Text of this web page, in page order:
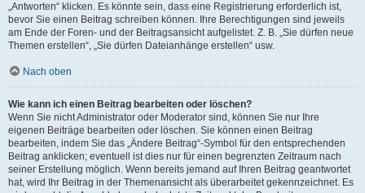
„Antworten“ klicken. Es könnte sein, dass eine Registrierung erforderlich ist,
bevor Sie einen Beitrag schreiben können. Ihre Berechtigungen sind jeweils
am Ende der Foren- und der Beitragsansicht aufgelistet. Z. B. „Sie dürfen neue
Themen erstellen“, „Sie dürfen Dateianhänge erstellen“ usw.
Nach oben
Wie kann ich einen Beitrag bearbeiten oder löschen?
Wenn Sie nicht Administrator oder Moderator sind, können Sie nur Ihre
eigenen Beiträge bearbeiten oder löschen. Sie können einen Beitrag
bearbeiten, indem Sie das „Ändere Beitrag“-Symbol für den entsprechenden
Beitrag anklicken; eventuell ist dies nur für einen begrenzten Zeitraum nach
seiner Erstellung möglich. Wenn bereits jemand auf Ihren Beitrag geantwortet
hat, wird Ihr Beitrag in der Themenansicht als überarbeitet gekennzeichnet. Es